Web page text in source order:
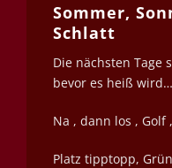
Sommer,
Schlatt
Die nächsten Tage
bevor es heiß wird…
Na , dann los ,
Platz tipptopp,